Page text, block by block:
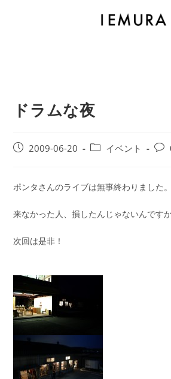
ドラムな夜
2009-06-20 イベント
ポンタさんのライブは無事終わりました。
来なかった人、損したんじゃないんです
次回は是非！